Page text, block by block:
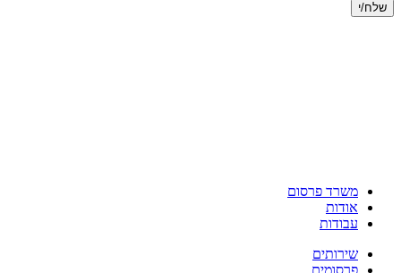
משרד פרסום
אודות
עבודות
שירותים
פרסומים